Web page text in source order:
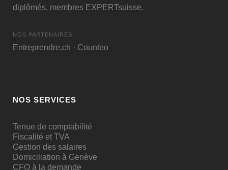
diplômés, membres EXPERTsuisse.
NOS PARTENAIRES
Entreprendre.ch · Counteo
NOS SERVICES
Tenue de comptabilité
Fiscalité et TVA
Gestion des salaires
Domiciliation à Genève
CFO à la demande